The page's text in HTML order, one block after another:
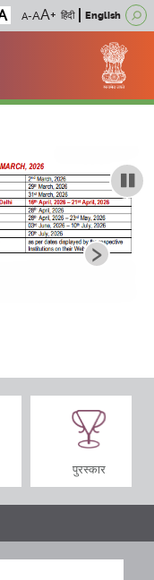
हिंदी English
›
पुरस्कार